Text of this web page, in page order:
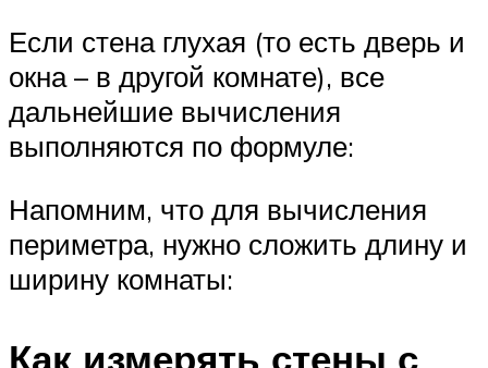
Если стена глухая (то есть дверь и
окна – в другой комнате), все
дальнейшие вычисления
выполняются по формуле:
Напомним, что для вычисления
периметра, нужно сложить длину и
ширину комнаты: